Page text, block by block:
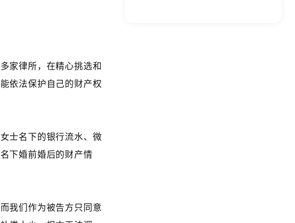
家律所，在精心挑选和
依法保护自己的财产权
士名下的银行流水、微
下婚前婚后的财产情
我们作为被告方只同意